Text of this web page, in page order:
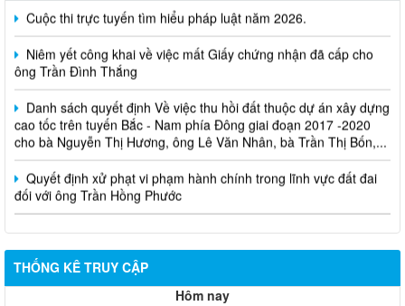
Cuộc thi trực tuyến tìm hiểu pháp luật năm 2026.
Niêm yết công khai về việc mất Giấy chứng nhận đã cấp cho
ông Trần Đình Thắng
Danh sách quyết định Về việc thu hồi đất thuộc dự án xây dựng
cao tốc trên tuyến Bắc - Nam phía Đông giai đoạn 2017 -2020
cho bà Nguyễn Thị Hương, ông Lê Văn Nhân, bà Trần Thị Bốn,...
Quyết định xử phạt vi phạm hành chính trong lĩnh vực đất đai
đối với ông Trần Hồng Phước
THỐNG KÊ TRUY CẬP
Hôm nay